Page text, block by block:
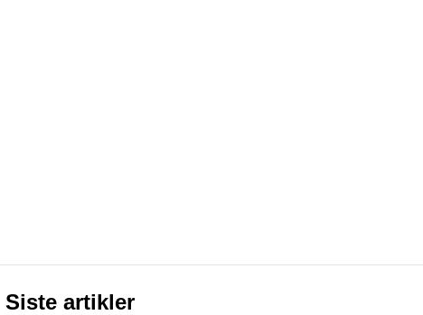
Siste artikler